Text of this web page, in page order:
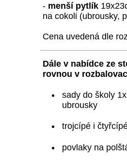
- menší pytlík
na cokoli (ubrousky,
Cena uvedená dle
Dále v nabídce ze
rovnou v
sady do školy
ubrousky
trojcípé i
povlaky na